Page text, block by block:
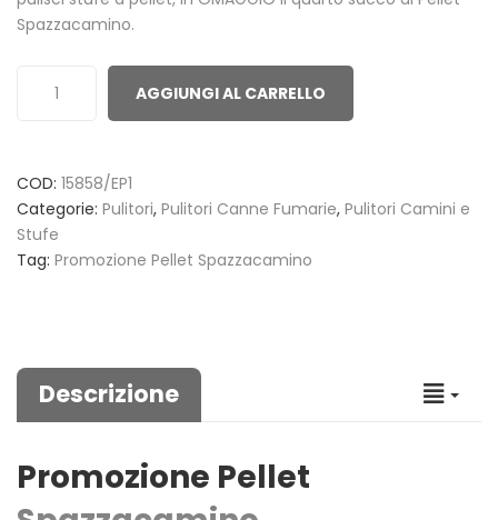
ratings
Spazzacamino.
AGGIUNGI AL CARRELLO
COD: 15858/EP1
Categorie: Pulitori, Pulitori Canne Fumarie, Pulitori Camini e
Stufe
Tag: Promozione Pellet Spazzacamino
Descrizione
Promozione Pellet